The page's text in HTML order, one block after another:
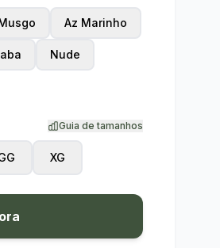
Az Marinho
Nude
Guia de tamanhos
XG